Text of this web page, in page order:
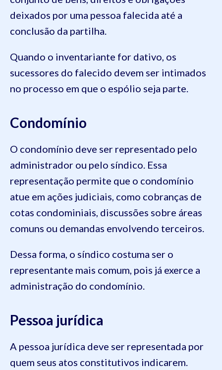
deixados por uma pessoa falecida até a
conclusão da partilha.
Quando o inventariante for dativo, os
sucessores do falecido devem ser intimados
no processo em que o espólio seja parte.
Condomínio
O condomínio deve ser representado pelo
administrador ou pelo síndico. Essa
representação permite que o condomínio
atue em ações judiciais, como cobranças de
cotas condominiais, discussões sobre áreas
comuns ou demandas envolvendo terceiros.
Dessa forma, o síndico costuma ser o
representante mais comum, pois já exerce a
administração do condomínio.
Pessoa jurídica
A pessoa jurídica deve ser representada por
quem seus atos constitutivos indicarem.